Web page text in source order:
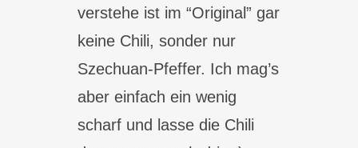
verstehe ist im “Original” gar
keine Chili, sonder nur
Szechuan-Pfeffer. Ich mag’s
aber einfach ein wenig
scharf und lasse die Chili